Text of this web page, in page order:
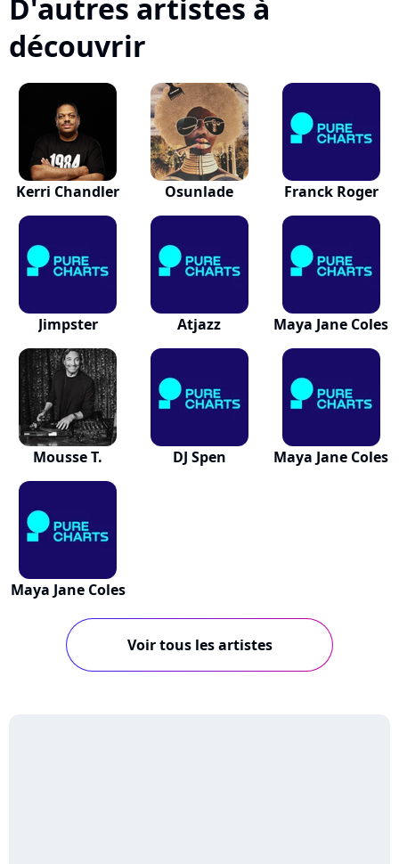
D'autres artistes à
découvrir
Kerri Chandler Osunlade Franck Roger
Jimpster Atjazz Maya Jane Coles
Mousse T. DJ Spen Maya Jane Coles
Maya Jane Coles
Voir tous les artistes